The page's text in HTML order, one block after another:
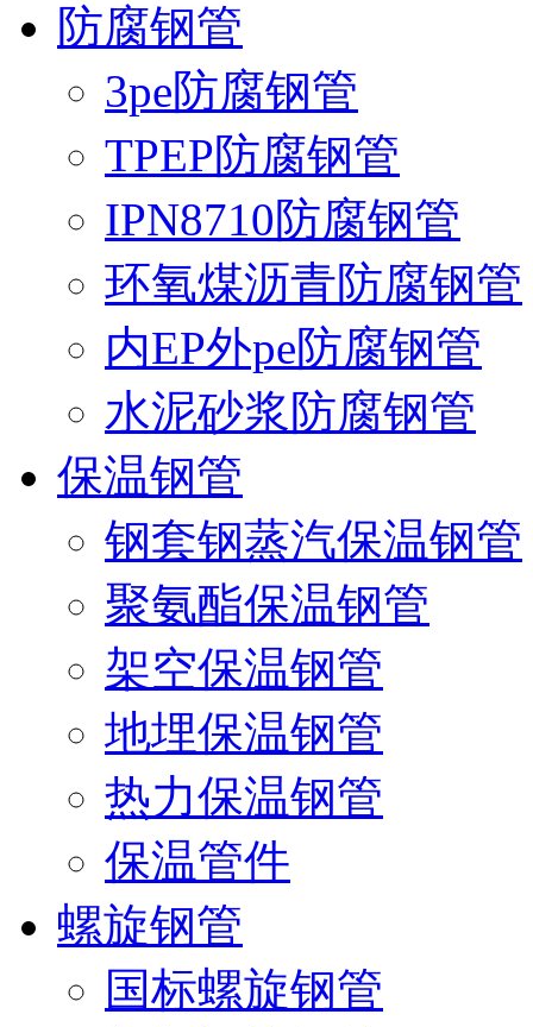
防腐钢管
3pe防腐钢管
TPEP防腐钢管
IPN8710防腐钢管
环氧煤沥青防腐钢管
内EP外pe防腐钢管
水泥砂浆防腐钢管
保温钢管
钢套钢蒸汽保温钢管
聚氨酯保温钢管
架空保温钢管
地埋保温钢管
热力保温钢管
保温管件
螺旋钢管
国标螺旋钢管